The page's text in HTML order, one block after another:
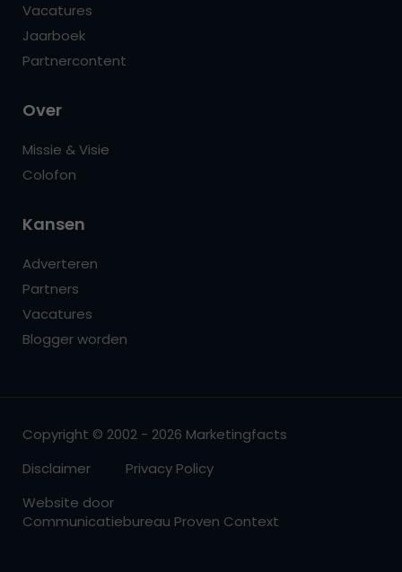
Vacatures
Jaarboek
Partnercontent
Over
Missie & Visie
Colofon
Kansen
Adverteren
Partners
Vacatures
Blogger worden
Copyright © 2002 - 2026 Marketingfacts
Disclaimer
Privacy Policy
Website door
Communicatiebureau Proven Context